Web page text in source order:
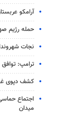
آرامکو
حمله رژیم
نجات
ترامپ: توافق
کشف دپوی
اجتماع
میدان